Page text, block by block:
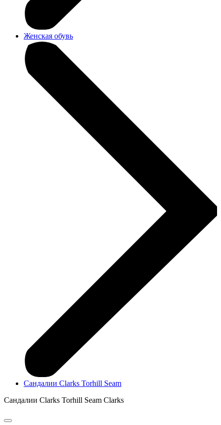
Женская обувь
Сандалии Clarks Torhill Seam
Сандалии Clarks Torhill Seam Clarks